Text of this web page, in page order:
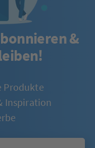
&
Produkte
Inspiration